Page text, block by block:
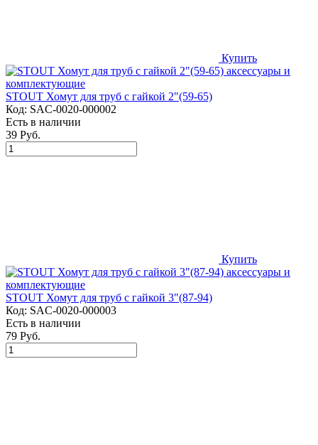
Купить
STOUT Хомут для труб с гайкой 2"(59-65)
Код: SAC-0020-000002
Есть в наличии
39 Руб.
Купить
STOUT Хомут для труб с гайкой 3"(87-94)
Код: SAC-0020-000003
Есть в наличии
79 Руб.